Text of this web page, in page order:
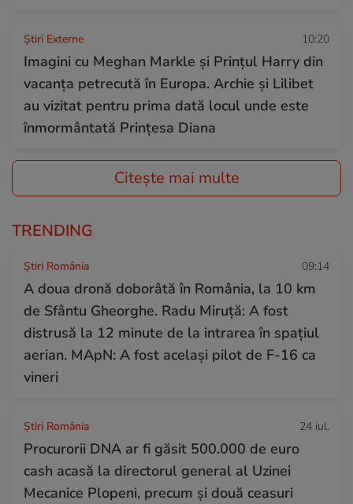
Știri Externe 10:20
Imagini cu Meghan Markle și Prințul Harry din
vacanța petrecută în Europa. Archie și Lilibet
au vizitat pentru prima dată locul unde este
înmormântată Prințesa Diana
Citește mai multe
TRENDING
Știri România 09:14
A doua dronă doborâtă în România, la 10 km
de Sfântu Gheorghe. Radu Miruță: A fost
distrusă la 12 minute de la intrarea în spațiul
aerian. MApN: A fost același pilot de F-16 ca
vineri
Știri România 24 iul.
Procurorii DNA ar fi găsit 500.000 de euro
cash acasă la directorul general al Uzinei
Mecanice Plopeni, precum și două ceasuri